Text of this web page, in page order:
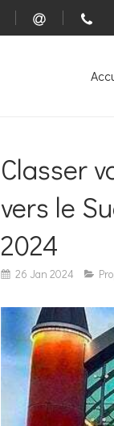
Classer
vers le
2024
26 Jan 2024